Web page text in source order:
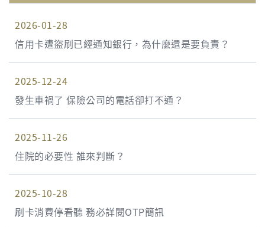
2026-01-28
信用卡遭盜刷已經通知銀行，為什麼還是要負責？
2025-12-24
發生車禍了 保險公司的電話卻打不通？
2025-11-26
住院的必要性 誰來判斷？
2025-10-28
刷卡消費停看聽 務必詳閱OTP簡訊